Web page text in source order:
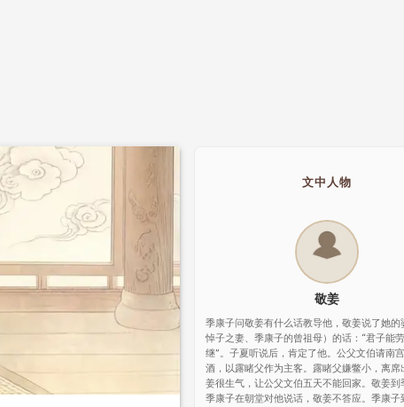
文中人物
敬姜
季康子问敬姜有什么话教导他，敬姜说了她的
悼子之妻、季康子的曾祖母）的话：“君子能
继”。子夏听说后，肯定了他。公父文伯请南
酒，以露睹父作为主客。露睹父嫌鳖小，离席
姜很生气，让公父文伯五天不能回家。敬姜到
季康子在朝堂对他说话，敬姜不答应。季康子